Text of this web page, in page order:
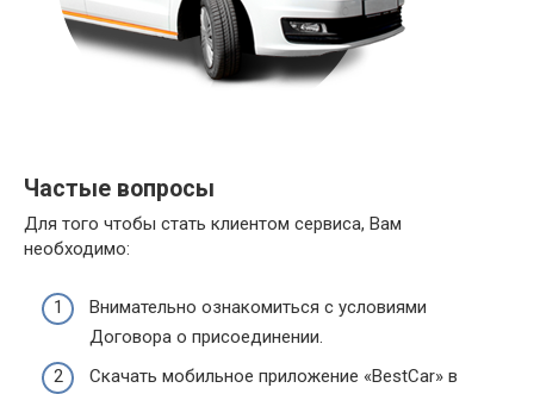
Частые вопросы
Для того чтобы стать клиентом сервиса, Вам
необходимо:
Внимательно ознакомиться с условиями
Договора о присоединении.
Скачать мобильное приложение «BestCar» в